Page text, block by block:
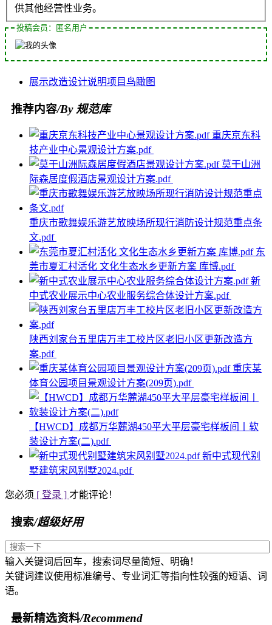
供其他经营性业务。
投稿会员：匿名用户
展示改造设计说明项目鸟瞰图
推荐内容/By 规范库
重庆京东科
技产业中心景观设计方案.pdf
莫干山洲
际森居度假酒店景观设计方案.pdf
重庆市歌舞娱乐游艺放映场所现行消防设计规范重点条
文.pdf
东
莞市夏汇村活化 文化生态水乡更新方案 库博.pdf
新
中式农业展示中心农业服务综合体设计方案.pdf
陕西刘家台五里店万丰工校片区老旧小区更新改造方
案.pdf
重庆某
体育公园项目景观设计方案(209页).pdf
【HWCD】成都万华麓湖450平大平层豪宅样板间丨软
装设计方案(二).pdf
新中式现代别
墅建筑宋风别墅2024.pdf
您必须 [ 登录 ] 才能评论！
搜索/超级好用
输入关键词后回车，搜索词尽量简短、明确！
关键词建议使用标准编号、专业词汇等指向性较强的短语、词
语。
最新精选资料/Recommend